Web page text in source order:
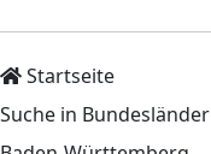
Startseite
Suche in Bundesländer